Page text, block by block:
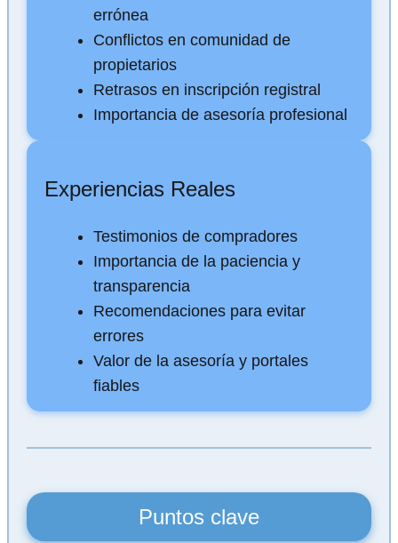
errónea
Conflictos en comunidad de
propietarios
Retrasos en inscripción registral
Importancia de asesoría profesional
Experiencias Reales
Testimonios de compradores
Importancia de la paciencia y
transparencia
Recomendaciones para evitar
errores
Valor de la asesoría y portales
fiables
Puntos clave